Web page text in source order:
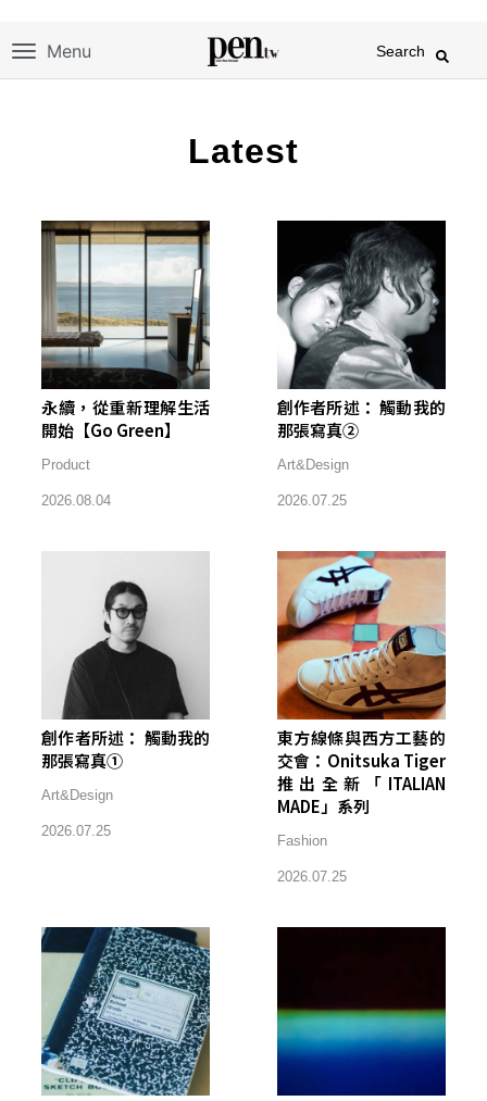
Menu Search
Latest
永續，從重新理解生活
開始【Go Green】
Product
2026.08.04
創作者所述： 觸動我的
那張寫真②
Art&Design
2026.07.25
創作者所述： 觸動我的
那張寫真①
Art&Design
2026.07.25
東方線條與西方工藝的
交會：Onitsuka Tiger
推出全新「ITALIAN
MADE」系列
Fashion
2026.07.25